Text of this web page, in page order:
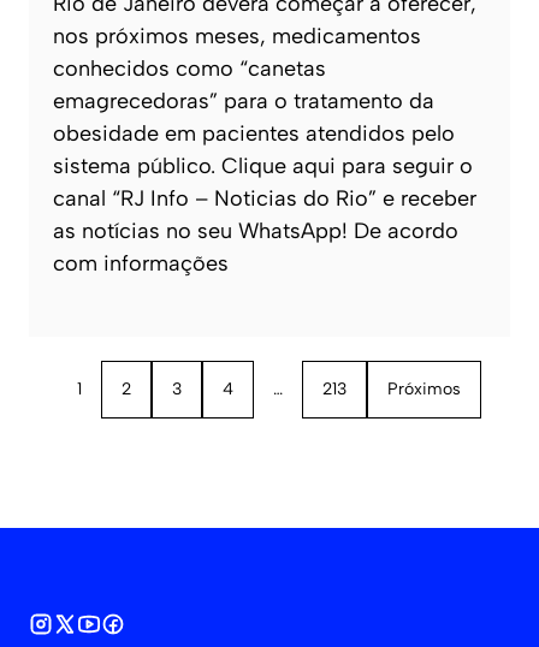
nos próximos meses, medicamentos
conhecidos como “canetas
emagrecedoras” para o tratamento da
obesidade em pacientes atendidos pelo
sistema público. Clique aqui para seguir o
canal “RJ Info – Noticias do Rio” e receber
as notícias no seu WhatsApp! De acordo
com informações
1 2 3 4 … 213 Próximos